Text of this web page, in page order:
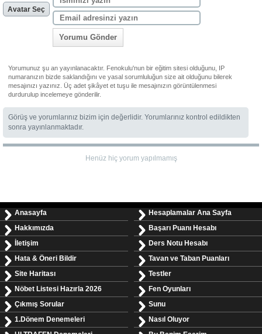
Avatar Seç
Yorumu Gönder
Yorumunuz şu an yayınlanacaktır. Fenokulu'nun bir eğitim sitesi olduğunu, IP
numaranızın bizde saklandığını ve yasal sorumluluğun size ait olduğunu bilerek
mesajınızı yazınız. Üç adet şikâyet et tuşu ile mesajınızın görüntülenmesi
durdurulup incelemeye gönderilir.
Görüş ve yorumlarınız bizim için değerlidir. Yorumlarınız kontrol edildikten
sonra yayınlanmaktadır.
Henüz hiç yorum yapılmamış
Anasayfa
Hakkımızda
İletişim
Hata & Öneri Bildir
Site Haritası
Nöbet Listesi Hazırla 2026
Çıkmış Sorular
1.Dönem Denemeleri
Hesaplamalar Ana Sayfa
Başarı Puanı Hesabı
Ders Notu Hesabı
Tavan ve Taban Puanları
Testler
Fen Oyunları
Sunu
Nasıl Oluyor